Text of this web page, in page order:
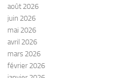
août 2026
juin 2026
mai 2026
avril 2026
mars 2026
février 2026